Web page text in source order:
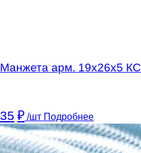
Манжета арм. 19х26х5 КC
35 ₽ /шт Подробнее